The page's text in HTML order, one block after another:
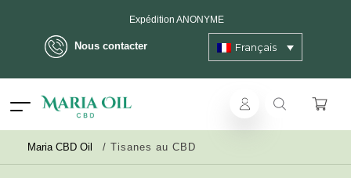
Nous contacter
Expédition ANONYME
Français
Maria CBD Oil / Tisanes au CBD